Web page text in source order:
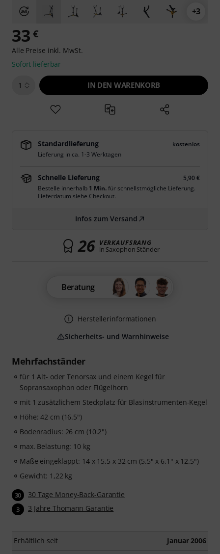
+3
Mehrfachständer
für 1 Alt- oder Tenorsax und einem Kegel für
Sopransaxophon oder Flügelhorn
mit 1 zusätzlichem Steckplatz für Blasinstrumenten-Kegel
Höhe: 42 cm (16.5")
Bodenradius: 26 cm (10.2")
max. Belastung: 10 kg
Maße eingeklappt: 14 x 15,5 x 32 cm (5.5" x 6.1" x 12.5")
Gewicht: 1,22 kg
30 30 Tage Money-Back-Garantie
3 3 Jahre Thomann Garantie
Erhältlich seit Januar 2006
33 €
Alle Preise inkl. MwSt.
Sofort lieferbar
1 IN DEN WARENKORB
Standardlieferung
kostenlos
Lieferung in ca. 1-3 Werktagen
Schnelle Lieferung
5,90 €
Bestelle innerhalb 1 Min.für schnellstmögliche Lieferung.
Lieferdatum siehe Checkout.
Infos zum Versand
26 VERKAUFSRANG
in Saxophon Ständer
Beratung
Herstellerinformationen
Sicherheits- und Warnhinweise